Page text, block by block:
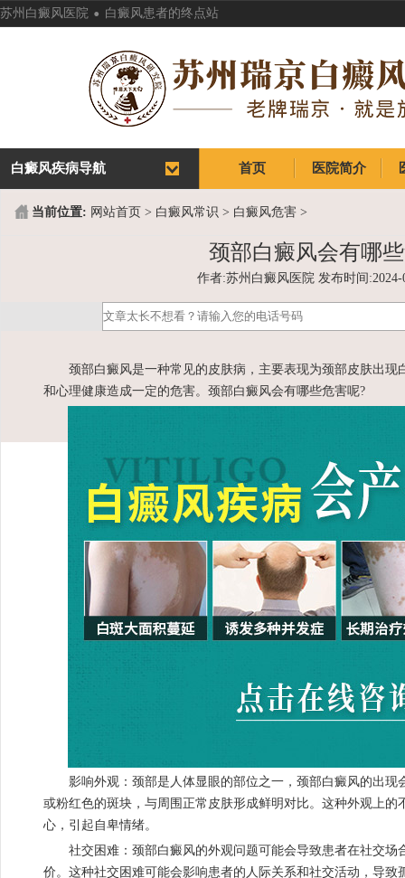
苏州白癜风医院 . 白癜风患者的终点站
首页
首页
医院简介
白癜风疾病导航
当前位置: 网站首页 > 白癜风常识 > 白癜风危害 >
颈部白癜风会有哪
作者:苏州白癜风医院 发布时间:2024-
颈部白癜风是一种常见的皮肤病，主要表现为颈部皮肤出现
和心理健康造成一定的危害。颈部白癜风会有哪些危害呢?
影响外观：颈部是人体显眼的部位之一，颈部白癜风的出现
或粉红色的斑块，与周围正常皮肤形成鲜明对比。这种外观上的
心，引起自卑情绪。
社交困难：颈部白癜风的外观问题可能会导致患者在社交场
价。这种社交困难可能会影响患者的人际关系和社交活动，导致